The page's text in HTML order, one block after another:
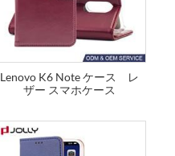
Lenovo K6 Note ケース レ
ザー スマホケース